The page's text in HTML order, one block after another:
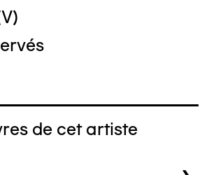
de cet artiste